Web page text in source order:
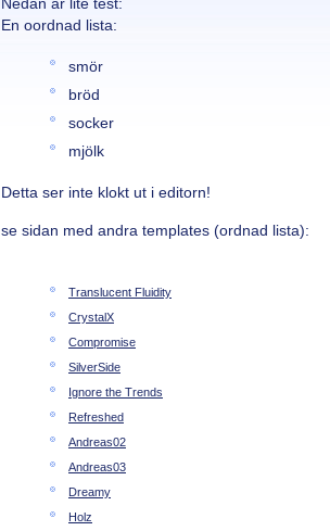
Nedan är lite test:
En oordnad lista:
smör
bröd
socker
mjölk
Detta ser inte klokt ut i editorn!
se sidan med andra templates (ordnad lista):
Translucent Fluidity
CrystalX
Compromise
SilverSide
Ignore the Trends
Refreshed
Andreas02
Andreas03
Dreamy
Holz